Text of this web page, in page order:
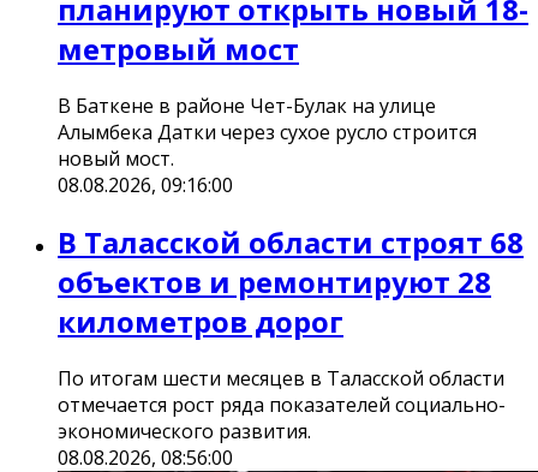
планируют открыть новый 18-
метровый мост
В Баткене в районе Чет-Булак на улице
Алымбека Датки через сухое русло строится
новый мост.
08.08.2026, 09:16:00
В Таласской области строят 68
объектов и ремонтируют 28
километров дорог
По итогам шести месяцев в Таласской области
отмечается рост ряда показателей социально-
экономического развития.
08.08.2026, 08:56:00